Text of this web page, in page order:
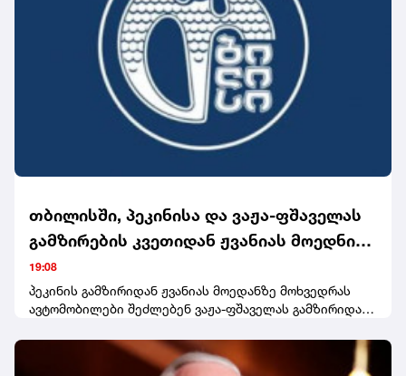
თბილისში, პეკინისა და ვაჟა-ფშაველას
გამზირების კვეთიდან ჟვანიას მოედნის
მიმართულებით მოძრაობა დროებით
შეიზღუდება
19:08
პეკინის გამზირიდან ჟვანიას მოედანზე მოხვედრას
ავტომობილები შეძლებენ ვაჟა-ფშაველას გამზირიდან
ქუჩების გავლით.საგზაო მოძრაობის დროებითი
შეზღუდვის გამო, საზოგადოებრივი ტრანსპორტის